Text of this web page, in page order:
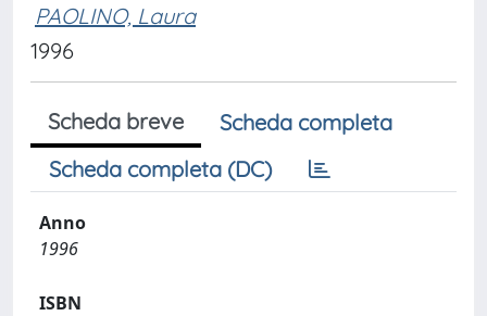
PAOLINO, Laura
1996
Scheda breve
Scheda completa
Scheda completa (DC)
Anno
1996
ISBN